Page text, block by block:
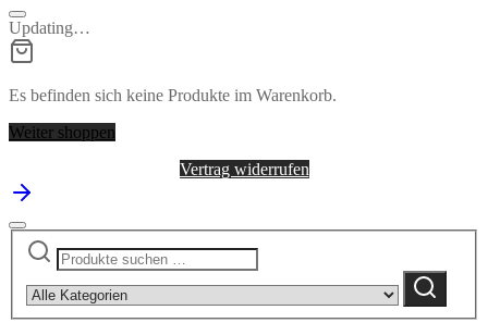
Updating…
Es befinden sich keine Produkte im Warenkorb.
Weiter shoppen
Vertrag widerrufen
Suchen
nach:
category:
Suchen